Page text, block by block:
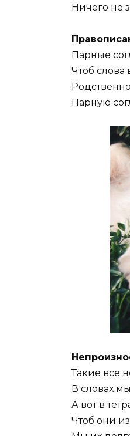
Ничего не
Парные
Чтоб слова
Парную
Такие все
В словах
А вот в
Чтоб они